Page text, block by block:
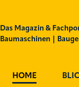
Das Magazin &
Baumaschinen |
HOME